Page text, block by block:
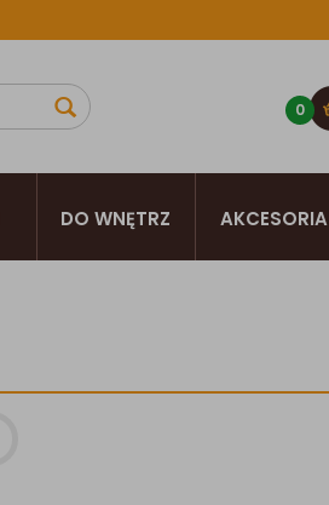
0
DO WNĘTRZ AKCESORIA